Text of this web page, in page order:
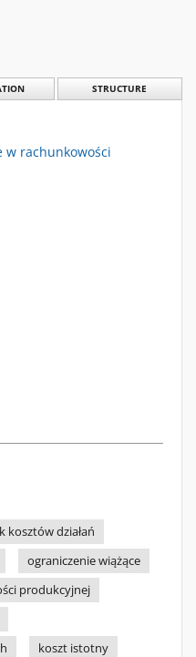
STRUCTURE
w rachunkowości
kosztów działań
ograniczenie wiążące
produkcyjnej
koszt istotny